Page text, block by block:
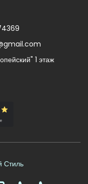
1 этаж
Стиль